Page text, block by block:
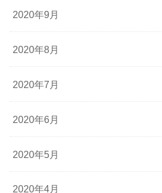
2020年9月
2020年8月
2020年7月
2020年6月
2020年5月
2020年4月